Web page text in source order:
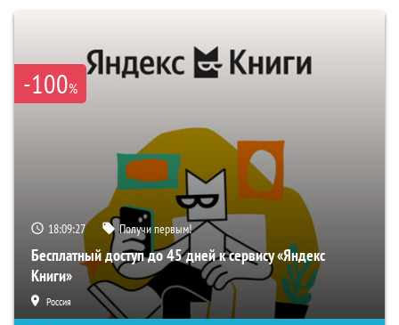
-100%
18:09:26 Получи первым!
Бесплатный доступ до 45 дней к сервису «Яндекс
Книги»
Россия